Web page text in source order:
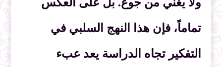
تماماً، فإن هذا النهج السلبي في
التفكير تجاه الدراسة يعد عبء